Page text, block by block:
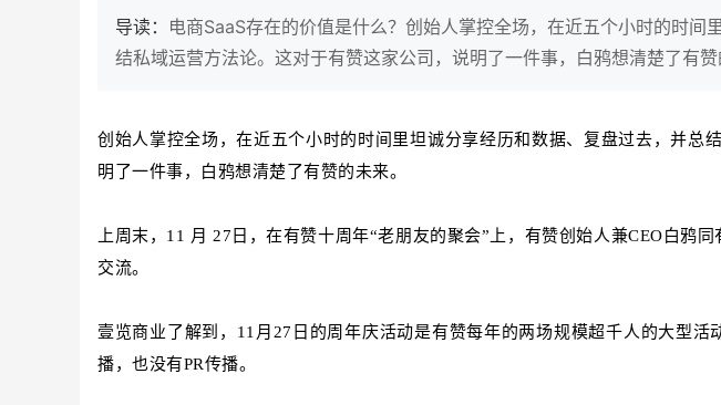
导读： 电商SaaS存在的价值是什么？创始人掌控全场，在近五个小时的时间
结私域运营方法论。这对于有赞这家公司，说明了一件事，白鸦想清楚了有
创始人掌控全场，在近五个小时的时间里坦诚分享经历和数据、复盘过去，并总
明了一件事，白鸦想清楚了有赞的未来。
上周末，11 月 27日，在有赞十周年“老朋友的聚会”上，有赞创始人兼CEO白鸦
交流。
壹览商业了解到，11月27日的周年庆活动是有赞每年的两场规模超千人的大型活
播，也没有PR传播。
私域样本打法！新希望白帝乳业
靠企业微信实现销售额翻 8 倍！
三只松鼠旗下的网红婴儿辅食品
牌，22天便拿下类目第一
他只用7年做到平台
域如何破局？